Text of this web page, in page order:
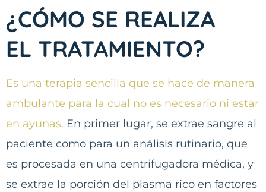
¿CÓMO SE REALIZA
EL TRATAMIENTO?
Es una terapia sencilla que se hace de manera
ambulante para la cual no es necesario ni estar
en ayunas. En primer lugar, se extrae sangre al
paciente como para un análisis rutinario, que
es procesada en una centrifugadora médica, y
se extrae la porción del plasma rico en factores